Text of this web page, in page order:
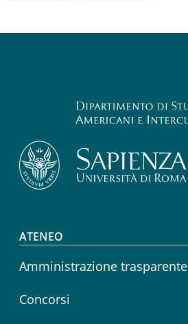
Footer menu
ATENEO
Amministrazione trasparente
Concorsi